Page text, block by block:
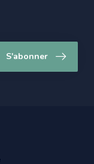
S'abonner